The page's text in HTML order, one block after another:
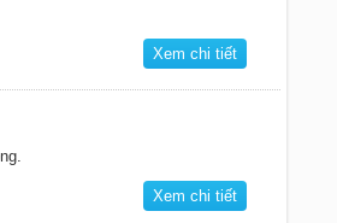
Xem chi tiết
Xem chi tiết